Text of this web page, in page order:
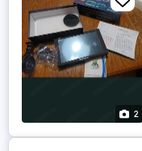
2